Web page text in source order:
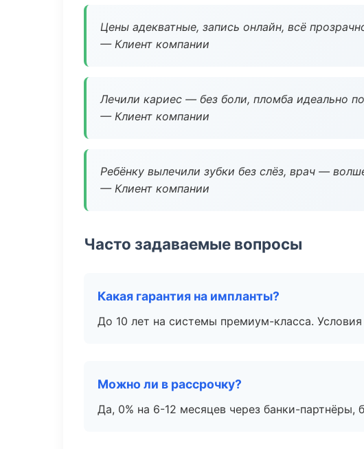
Цены адекватные, запись онлайн, всё
— Клиент компании
Лечили кариес — без боли, пломба идеально
— Клиент компании
Ребёнку вылечили зубки без слёз, врач —
— Клиент компании
Часто задаваемые вопросы
Какая гарантия на импланты?
До 10 лет на системы премиум-класса.
Можно ли в рассрочку?
Да, 0% на 6-12 месяцев через банки-партнёры,